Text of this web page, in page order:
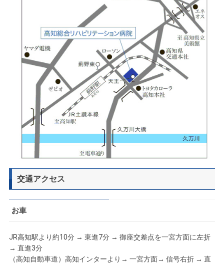
交通アクセス
お車
JR高知駅より約10分 → 東進7分 → 御座交差点を一宮方面に左折
→ 直進3分
（高知自動車道）高知インターより→ 一宮方面→ 信号右折 → 直